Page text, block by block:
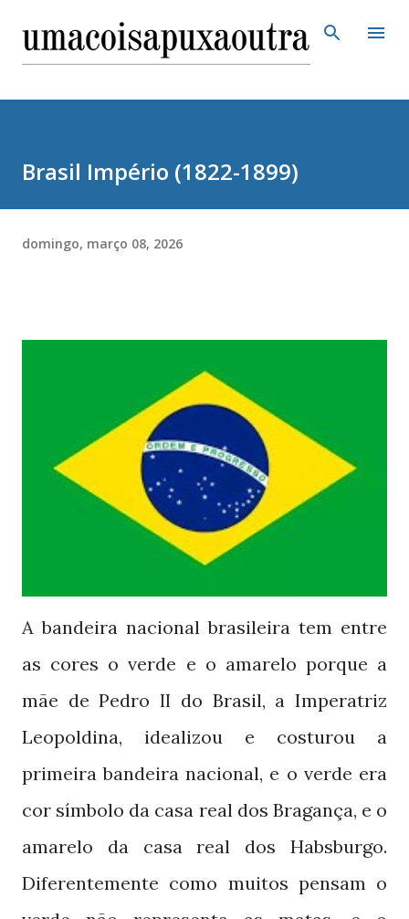
Pular para o conteúdo principal
Brasil Império (1822-1899)
domingo, março 08, 2026
A bandeira nacional brasileira tem entre
as cores o verde e o amarelo porque a
mãe de PedroII do Brasil, a Imperatriz
Leopoldina, idealizou e costurou a
primeira bandeira nacional, e o verde era
cor símbolo da casa real dos Bragança, e o
amarelo da casa real dos Habsburgo.
Diferentemente como muitos pensam o